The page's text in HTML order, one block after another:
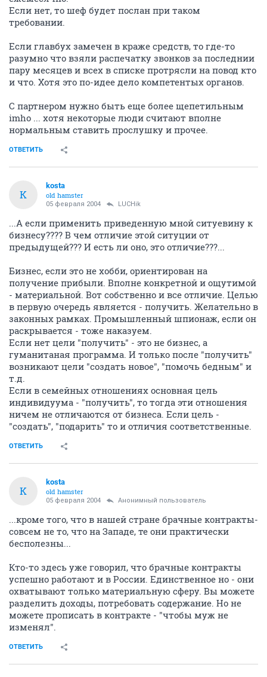
Если нет, то шеф будет послан при таком
требовании.
Если главбух замечен в краже средств, то где-то
разумно что взяли распечатку звонков за последнии
пару месяцев и всех в списке протрясли на повод кто
и что. Хотя это по-идее дело компетентых органов.
С партнером нужно быть еще более щепетильным
imho ... хотя некоторые люди считают вполне
нормальным ставить прослушку и прочее.
ОТВЕТИТЬ
K
kosta
old hamster
05 февраля 2004 LUCHik
...А если применить приведенную мной ситуевину к
бизнесу???? В чем отличие этой ситуции от
предыдущей??? И есть ли оно, это отличие???...
Бизнес, если это не хобби, ориентирован на
получение прибыли. Вполне конкретной и ощутимой
- материальной. Вот собственно и все отличие. Целью
в первую очередь является - получить. Желательно в
законных рамках. Промышленный шпионаж, если он
раскрывается - тоже наказуем.
Если нет цели "получить" - это не бизнес, а
гуманитаная программа. И только после "получить"
возникают цели "создать новое", "помочь бедным" и
т.д.
Если в семейных отношениях основная цель
индивидуума - "получить", то тогда эти отношения
ничем не отличаются от бизнеса. Если цель -
"создать", "подарить" то и отличия соответственные.
ОТВЕТИТЬ
K
kosta
old hamster
05 февраля 2004 Анонимный пользователь
...кроме того, что в нашей стране брачные контракты-
совсем не то, что на Западе, те они практически
бесполезны...
Кто-то здесь уже говорил, что брачные контракты
успешно работают и в России. Единственное но - они
охватывают только материальную сферу. Вы можете
разделить доходы, потребовать содержание. Но не
можете прописать в контракте - "чтобы муж не
изменял".
ОТВЕТИТЬ